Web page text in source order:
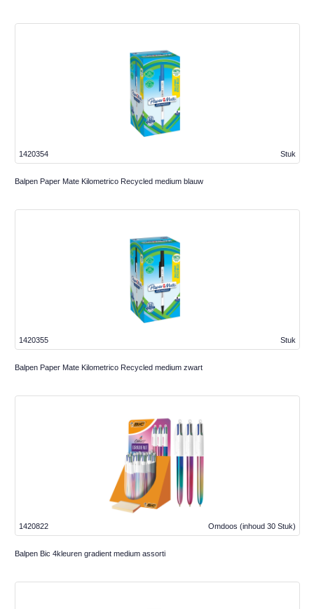
Stuk
1420354
Balpen Paper Mate Kilometrico Recycled medium blauw
Stuk
1420355
Balpen Paper Mate Kilometrico Recycled medium zwart
Omdoos (inhoud 30 Stuk)
1420822
Balpen Bic 4kleuren gradient medium assorti